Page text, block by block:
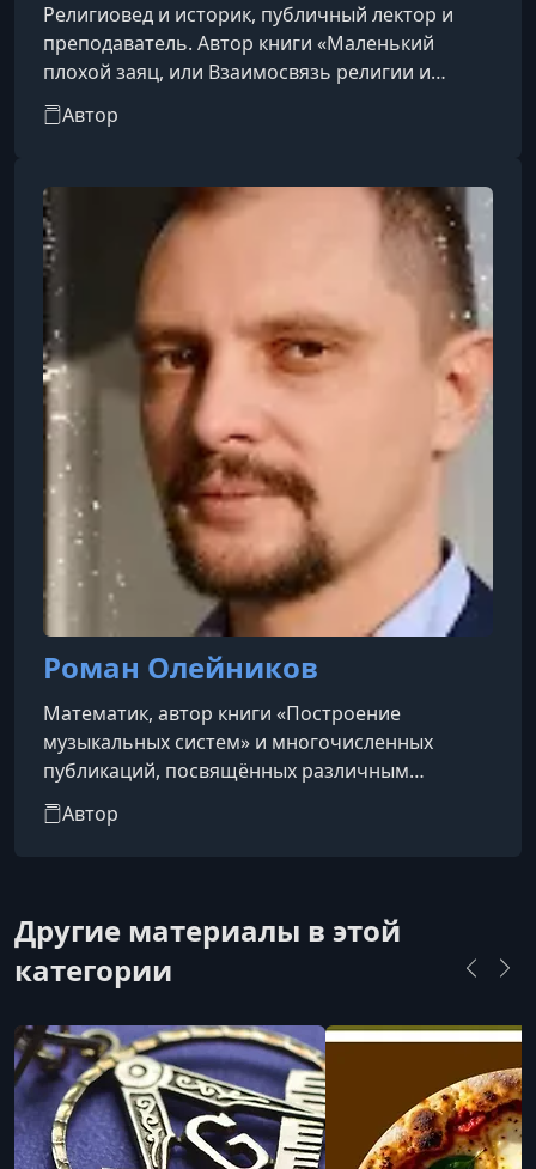
Религиовед и историк, публичный лектор и
преподаватель. Автор книги «Маленький
плохой заяц, или Взаимосвязь религии и
окружающей среды».
Автор
Роман Олейников
Математик, автор книги «Построение
музыкальных систем» и многочисленных
публикаций, посвящённых различным
разделам математики.
Автор
Другие материалы в этой
категории